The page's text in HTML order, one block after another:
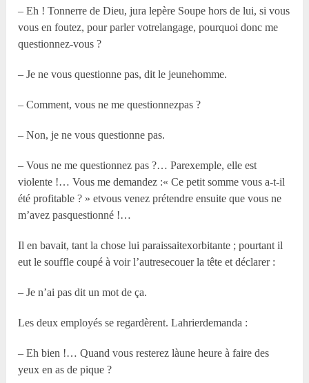
– Eh ! Tonnerre de Dieu, jura lepère Soupe hors de lui, si vous
vous en foutez, pour parler votrelangage, pourquoi donc me
questionnez-vous ?
– Je ne vous questionne pas, dit le jeunehomme.
– Comment, vous ne me questionnezpas ?
– Non, je ne vous questionne pas.
– Vous ne me questionnez pas ?… Parexemple, elle est
violente !… Vous me demandez :« Ce petit somme vous a-t-il
été profitable ? » etvous venez prétendre ensuite que vous ne
m’avez pasquestionné !…
Il en bavait, tant la chose lui paraissaitexorbitante ; pourtant il
eut le souffle coupé à voir l’autresecouer la tête et déclarer :
– Je n’ai pas dit un mot de ça.
Les deux employés se regardèrent. Lahrierdemanda :
– Eh bien !… Quand vous resterez làune heure à faire des
yeux en as de pique ?